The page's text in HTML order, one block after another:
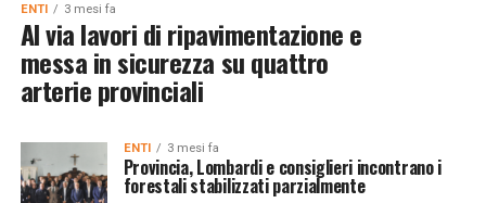
ENTI 3 mesi fa
Al via lavori di ripavimentazione e
messa in sicurezza su quattro
arterie provinciali
ENTI 3 mesi fa
Provincia, Lombardi e consiglieri incontrano i
forestali stabilizzati parzialmente